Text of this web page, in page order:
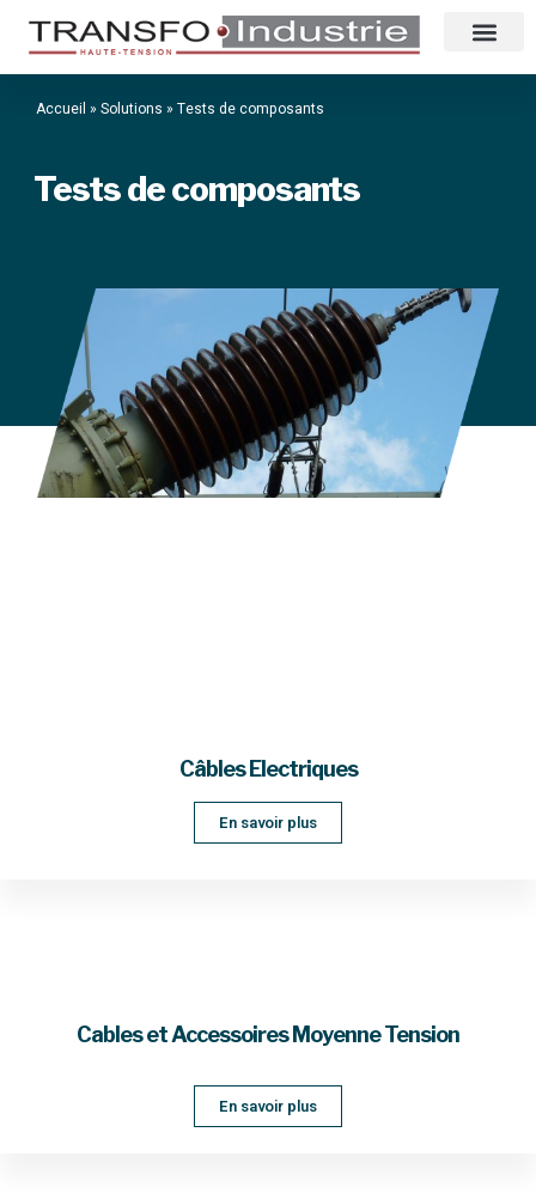
Accueil » Solutions » Tests de composants
Tests de composants
Câbles Electriques
En savoir plus
Cables et Accessoires Moyenne Tension
En savoir plus